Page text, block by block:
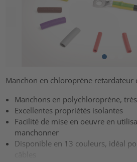
Manchon en chloroprène retardateur
Manchons en polychloroprène,
Excellentes propriétés isolantes
Facilité de mise en oeuvre en
manchonner
Disponible en 13 couleurs, idéal